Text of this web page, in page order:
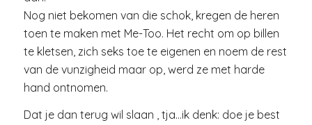
Nog niet bekomen van die schok, kregen de heren
toen te maken met Me-Too. Het recht om op billen
te kletsen, zich seks toe te eigenen en noem de rest
van de vunzigheid maar op, werd ze met harde
hand ontnomen.
Dat je dan terug wil slaan , tja…ik denk: doe je best